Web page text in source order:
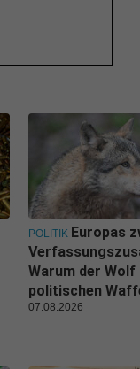
POLITIK Europas
Warum der Wolf
politischen
07.08.2026